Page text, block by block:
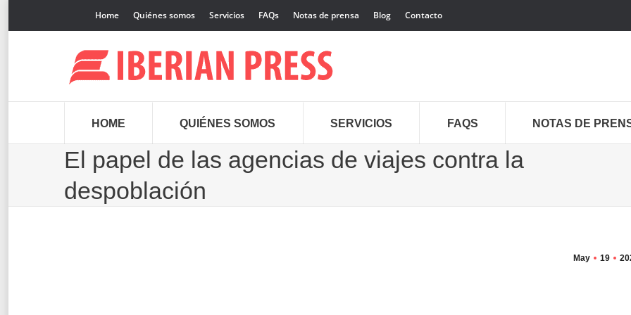
Home Quiénes somos Servicios FAQs Notas de prensa Blog Contacto
HOME QUIÉNES SOMOS SERVICIOS FAQS NOTAS DE
El papel de las agencias de viajes contra la
despoblación
May 19